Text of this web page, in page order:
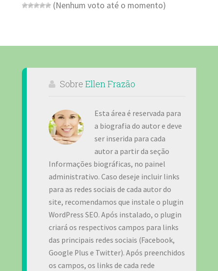
(Nenhum voto até o momento)
Sobre Ellen Frazão
Esta área é reservada para
a biografia do autor e deve
ser inserida para cada
autor a partir da seção
Informações biográficas, no painel
administrativo. Caso deseje incluir links
para as redes sociais de cada autor do
site, recomendamos que instale o plugin
WordPress SEO. Após instalado, o plugin
criará os respectivos campos para links
das principais redes sociais (Facebook,
Google Plus e Twitter). Após preenchidos
os campos, os links de cada rede